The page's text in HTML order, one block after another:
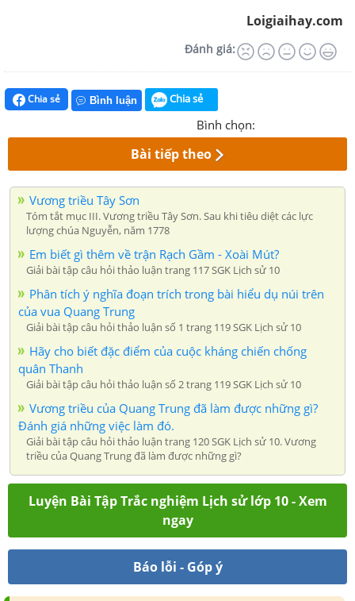
Loigiaihay.com
Đánh giá:
Chia sẻ Bình luận Chia sẻ
Bình chọn:
Bài tiếp theo
Vương triều Tây Sơn
Tóm tắt mục III. Vương triều Tây Sơn. Sau khi tiêu diệt các lực
lượng chúa Nguyễn, năm 1778
Em biết gì thêm về trận Rạch Gầm - Xoài Mút?
Giải bài tập câu hỏi thảo luận trang 117 SGK Lịch sử 10
Phân tích ý nghĩa đoạn trích trong bài hiểu dụ núi trên
của vua Quang Trung
Giải bài tập câu hỏi thảo luận số 1 trang 119 SGK Lịch sử 10
Hãy cho biết đặc điểm của cuộc kháng chiến chống
quân Thanh
Giải bài tập câu hỏi thảo luận số 2 trang 119 SGK Lịch sử 10
Vương triều của Quang Trung đã làm được những gì?
Đánh giá những việc làm đó.
Giải bài tập câu hỏi thảo luận trang 120 SGK Lịch sử 10. Vương
triều của Quang Trung đã làm được những gì?
Luyện Bài Tập Trắc nghiệm Lịch sử lớp 10 - Xem
ngay
Báo lỗi - Góp ý